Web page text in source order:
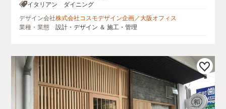
9-14
イタリアン ダイニング
デザイン会社株式会社コスモデザイン企画／大阪オフィス
業種・業態
設計・デザイン ＆ 施工・管理